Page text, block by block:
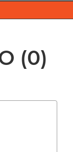
(0)